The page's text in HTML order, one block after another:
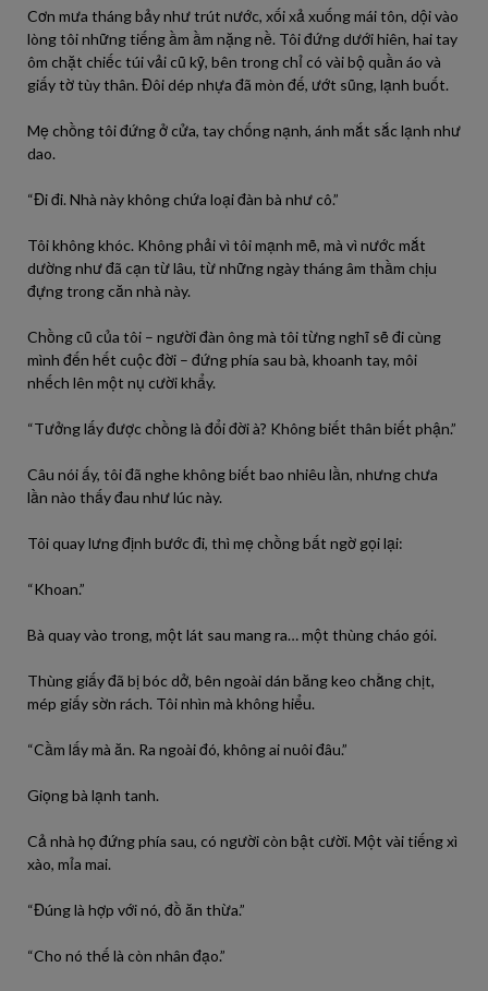
Cơn mưa tháng bảy như trút nước, xối xả xuống mái tôn, dội vào
lòng tôi những tiếng ầm ầm nặng nề. Tôi đứng dưới hiên, hai tay
ôm chặt chiếc túi vải cũ kỹ, bên trong chỉ có vài bộ quần áo và
giấy tờ tùy thân. Đôi dép nhựa đã mòn đế, ướt sũng, lạnh buốt.
Mẹ chồng tôi đứng ở cửa, tay chống nạnh, ánh mắt sắc lạnh như
dao.
“Đi đi. Nhà này không chứa loại đàn bà như cô.”
Tôi không khóc. Không phải vì tôi mạnh mẽ, mà vì nước mắt
dường như đã cạn từ lâu, từ những ngày tháng âm thầm chịu
đựng trong căn nhà này.
Chồng cũ của tôi – người đàn ông mà tôi từng nghĩ sẽ đi cùng
mình đến hết cuộc đời – đứng phía sau bà, khoanh tay, môi
nhếch lên một nụ cười khẩy.
“Tưởng lấy được chồng là đổi đời à? Không biết thân biết phận.”
Câu nói ấy, tôi đã nghe không biết bao nhiêu lần, nhưng chưa
lần nào thấy đau như lúc này.
Tôi quay lưng định bước đi, thì mẹ chồng bất ngờ gọi lại:
“Khoan.”
Bà quay vào trong, một lát sau mang ra… một thùng cháo gói.
Thùng giấy đã bị bóc dở, bên ngoài dán băng keo chằng chịt,
mép giấy sờn rách. Tôi nhìn mà không hiểu.
“Cầm lấy mà ăn. Ra ngoài đó, không ai nuôi đâu.”
Giọng bà lạnh tanh.
Cả nhà họ đứng phía sau, có người còn bật cười. Một vài tiếng xì
xào, mỉa mai.
“Đúng là hợp với nó, đồ ăn thừa.”
“Cho nó thế là còn nhân đạo.”